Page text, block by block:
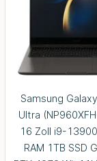
Samsung
Ultra
16 Zoll i9-
RAM 1TB SSD